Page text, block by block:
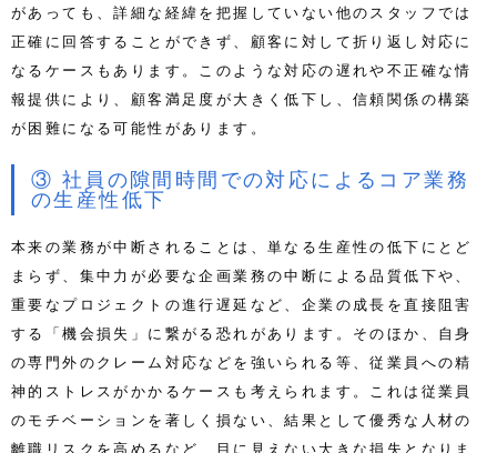
があっても、詳細な経緯を把握していない他のスタッフでは
正確に回答することができず、顧客に対して折り返し対応に
なるケースもあります。このような対応の遅れや不正確な情
報提供により、顧客満足度が大きく低下し、信頼関係の構築
が困難になる可能性があります。
③ 社員の隙間時間での対応によるコア業務
の生産性低下
本来の業務が中断されることは、単なる生産性の低下にとど
まらず、集中力が必要な企画業務の中断による品質低下や、
重要なプロジェクトの進行遅延など、企業の成長を直接阻害
する「機会損失」に繋がる恐れがあります。そのほか、自身
の専門外のクレーム対応などを強いられる等、従業員への精
神的ストレスがかかるケースも考えられます。これは従業員
のモチベーションを著しく損ない、結果として優秀な人材の
離職リスクを高めるなど、目に見えない大きな損失となりま